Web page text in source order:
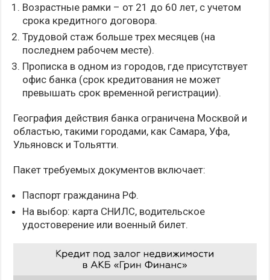
Возрастные рамки – от 21 до 60 лет, с учетом
срока кредитного договора.
Трудовой стаж больше трех месяцев (на
последнем рабочем месте).
Прописка в одном из городов, где присутствует
офис банка (срок кредитования не может
превышать срок временной регистрации).
География действия банка ограничена Москвой и
областью, такими городами, как Самара, Уфа,
Ульяновск и Тольятти.
Пакет требуемых документов включает:
Паспорт гражданина РФ.
На выбор: карта СНИЛС, водительское
удостоверение или военный билет.